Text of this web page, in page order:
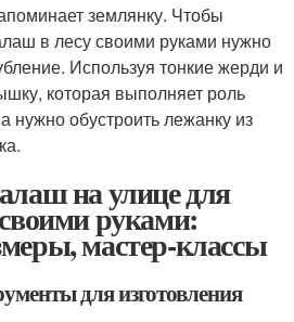
землянку. Чтобы
в лесу своими руками нужно
Используя тонкие жерди и
которая выполняет роль
обустроить лежанку из
на улице для
руками:
мастер-классы
для изготовления